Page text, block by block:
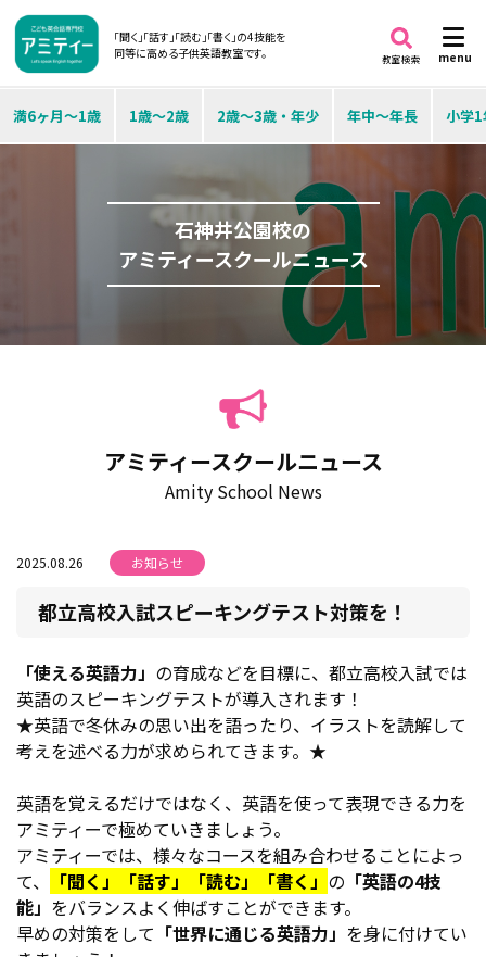
「聞く」「話す」「読む」「書く」の4技能を
同等に高める子供英語教室です。
menu
教室検索
満6ヶ月～1歳 1歳～2歳 2歳～3歳・年少 年中～年長 小学
石神井公園校の
アミティースクールニュース
アミティースクールニュース
Amity School News
2025.08.26 お知らせ
都立高校入試スピーキングテスト対策を！
「使える英語力」 の育成などを目標に、都立高校入試では
英語のスピーキングテストが導入されます！
★英語で冬休みの思い出を語ったり、イラストを読解して
考えを述べる力が求められてきます。★
英語を覚えるだけではなく、英語を使って表現できる力を
アミティーで極めていきましょう。
アミティーでは、様々なコースを組み合わせることによっ
て、
「聞く」 「話す」 「読む」 「書く」 の 「英語の4技
能」 をバランスよく伸ばすことができます。
早めの対策をして 「世界に通じる英語力」 を身に付けてい